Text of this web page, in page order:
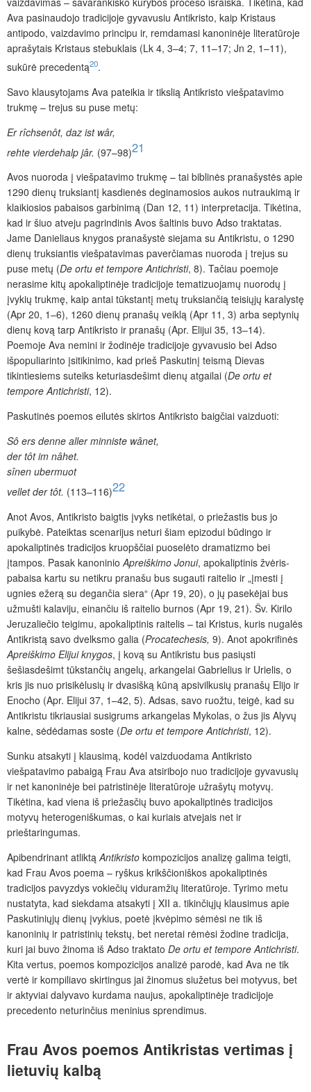
Ava pasinaudojo tradicijoje gyvavusiu Antikristo, kaip Kristaus
antipodo, vaizdavimo principu ir, remdamasi kanoninėje literatūroje
aprašytais Kristaus stebuklais (Lk 4, 3–4; 7, 11–17; Jn 2, 1–11),
sukūrė precedentą20.
Savo klausytojams Ava pateikia ir tikslią Antikristo viešpatavimo
trukmę – trejus su puse metų:
Er rîchsenôt, daz ist wâr,
rehte vierdehalp jâr. (97–98)21
Avos nuoroda į viešpatavimo trukmę – tai biblinės pranašystės apie
1290 dienų truksiantį kasdienės deginamosios aukos nutraukimą ir
klaikiosios pabaisos garbinimą (Dan 12, 11) interpretacija. Tikėtina,
kad ir šiuo atveju pagrindinis Avos šaltinis buvo Adso traktatas.
Jame Danieliaus knygos pranašystė siejama su Antikristu, o 1290
dienų truksiantis viešpatavimas paverčiamas nuoroda į trejus su
puse metų (De ortu et tempore Antichristi, 8). Tačiau poemoje
nerasime kitų apokaliptinėje tradicijoje tematizuojamų nuorodų į
įvykių trukmę, kaip antai tūkstantį metų truksiančią teisiųjų karalystę
(Apr 20, 1–6), 1260 dienų pranašų veiklą (Apr 11, 3) arba septynių
dienų kovą tarp Antikristo ir pranašų (Apr. Elijui 35, 13–14).
Poemoje Ava nemini ir žodinėje tradicijoje gyvavusio bei Adso
išpopuliarinto įsitikinimo, kad prieš Paskutinį teismą Dievas
tikintiesiems suteiks keturiasdešimt dienų atgailai (De ortu et
tempore Antichristi, 12).
Paskutinės poemos eilutės skirtos Antikristo baigčiai vaizduoti:
Sô ers denne aller minniste wânet,
der tôt im nâhet.
sînen ubermuot
vellet der tôt. (113–116)22
Anot Avos, Antikristo baigtis įvyks netikėtai, o priežastis bus jo
puikybė. Pateiktas scenarijus neturi šiam epizodui būdingo ir
apokaliptinės tradicijos kruopščiai puoselėto dramatizmo bei
įtampos. Pasak kanoninio Apreiškimo Jonui, apokaliptinis žvėris-
pabaisa kartu su netikru pranašu bus sugauti raitelio ir „įmesti į
ugnies ežerą su degančia siera“ (Apr 19, 20), o jų pasekėjai bus
užmušti kalaviju, einančiu iš raitelio burnos (Apr 19, 21). Šv. Kirilo
Jeruzaliečio teigimu, apokaliptinis raitelis – tai Kristus, kuris nugalės
Antikristą savo dvelksmo galia (Procatechesis, 9). Anot apokrifinės
Apreiškimo Elijui knygos, į kovą su Antikristu bus pasiųsti
šešiasdešimt tūkstančių angelų, arkangelai Gabrielius ir Urielis, o
kris jis nuo prisikėlusių ir dvasišką kūną apsivilkusių pranašų Elijo ir
Enocho (Apr. Elijui 37, 1–42, 5). Adsas, savo ruožtu, teigė, kad su
Antikristu tikriausiai susigrums arkangelas Mykolas, o žus jis Alyvų
kalne, sėdėdamas soste (De ortu et tempore Antichristi, 12).
Sunku atsakyti į klausimą, kodėl vaizduodama Antikristo
viešpatavimo pabaigą Frau Ava atsiribojo nuo tradicijoje gyvavusių
ir net kanoninėje bei patristinėje literatūroje užrašytų motyvų.
Tikėtina, kad viena iš priežasčių buvo apokaliptinės tradicijos
motyvų heterogeniškumas, o kai kuriais atvejais net ir
prieštaringumas.
Apibendrinant atliktą Antikristo kompozicijos analizę galima teigti,
kad Frau Avos poema – ryškus krikščioniškos apokaliptinės
tradicijos pavyzdys vokiečių viduramžių literatūroje. Tyrimo metu
nustatyta, kad siekdama atsakyti į XII a. tikinčiųjų klausimus apie
Paskutiniųjų dienų įvykius, poetė įkvėpimo sėmėsi ne tik iš
kanoninių ir patristinių tekstų, bet neretai rėmėsi žodine tradicija,
kuri jai buvo žinoma iš Adso traktato De ortu et tempore Antichristi.
Kita vertus, poemos kompozicijos analizė parodė, kad Ava ne tik
vertė ir kompiliavo skirtingus jai žinomus siužetus bei motyvus, bet
ir aktyviai dalyvavo kurdama naujus, apokaliptinėje tradicijoje
precedento neturinčius meninius sprendimus.
Frau Avos poemos Antikristas vertimas į
lietuvių kalbą